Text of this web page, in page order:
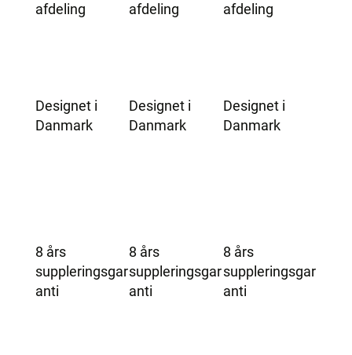
afdeling
Designet i
Danmark
8 års
suppleringsgar
anti
afdeling
Designet i
Danmark
8 års
suppleringsgar
anti
afdeling
Designet i
Danmark
8 års
suppleringsgar
anti